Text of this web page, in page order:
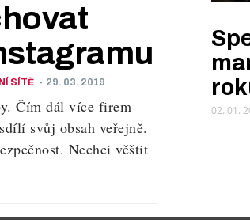
SÍTĚ - 29. 03. 2019
Čím dál více firem
svůj obsah veřejně.
Nechci věštit
02. 01.